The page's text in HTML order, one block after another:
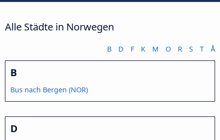
Alle Städte in Norwegen
B D F K M O R S T Å
B
Bus nach Bergen (NOR)
D